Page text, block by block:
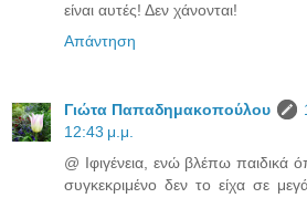
είναι αυτές! Δεν χάνονται!
Απάντηση
Γιώτα Παπαδημακοπούλου
12:43 μ.μ.
@ Ιφιγένεια, ενώ βλέπω παιδικά
συγκεκριμένο δεν το είχα σε